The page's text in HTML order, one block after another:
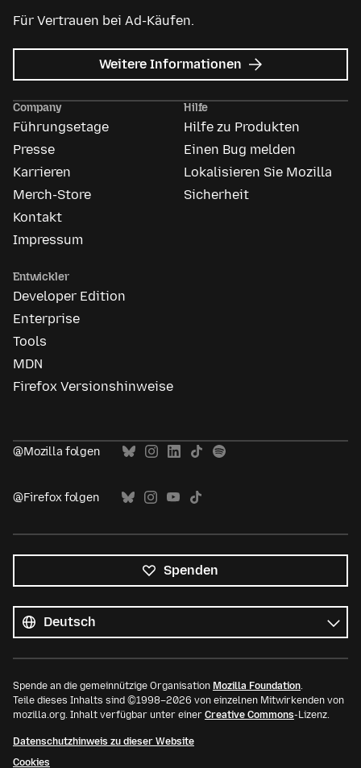
Für Vertrauen bei Ad-Käufen.
Weitere Informationen zu
Mozilla
Company
Führungsetage
Presse
Karrieren
Merch-Store
Kontakt
Impressum
Hilfe
Hilfe zu Produkten
Einen Bug melden
Lokalisieren Sie Mozilla
Sicherheit
Entwickler
Developer Edition
Enterprise
Tools
MDN
Firefox Versionshinweise
@Mozilla folgen
@Firefox folgen
Spenden
Sprachen
Sprache
Spende an die gemeinnützige Organisation Mozilla Foundation.
Teile dieses Inhalts sind ©1998–2026 von einzelnen Mitwirkenden von
mozilla.org. Inhalt verfügbar unter einer Creative Commons-Lizenz.
Datenschutzhinweis zu dieser Website
Cookies